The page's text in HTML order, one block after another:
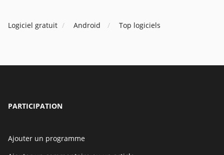
Logiciel gratuit Android Top logiciels
PARTICIPATION
Ajouter un programme